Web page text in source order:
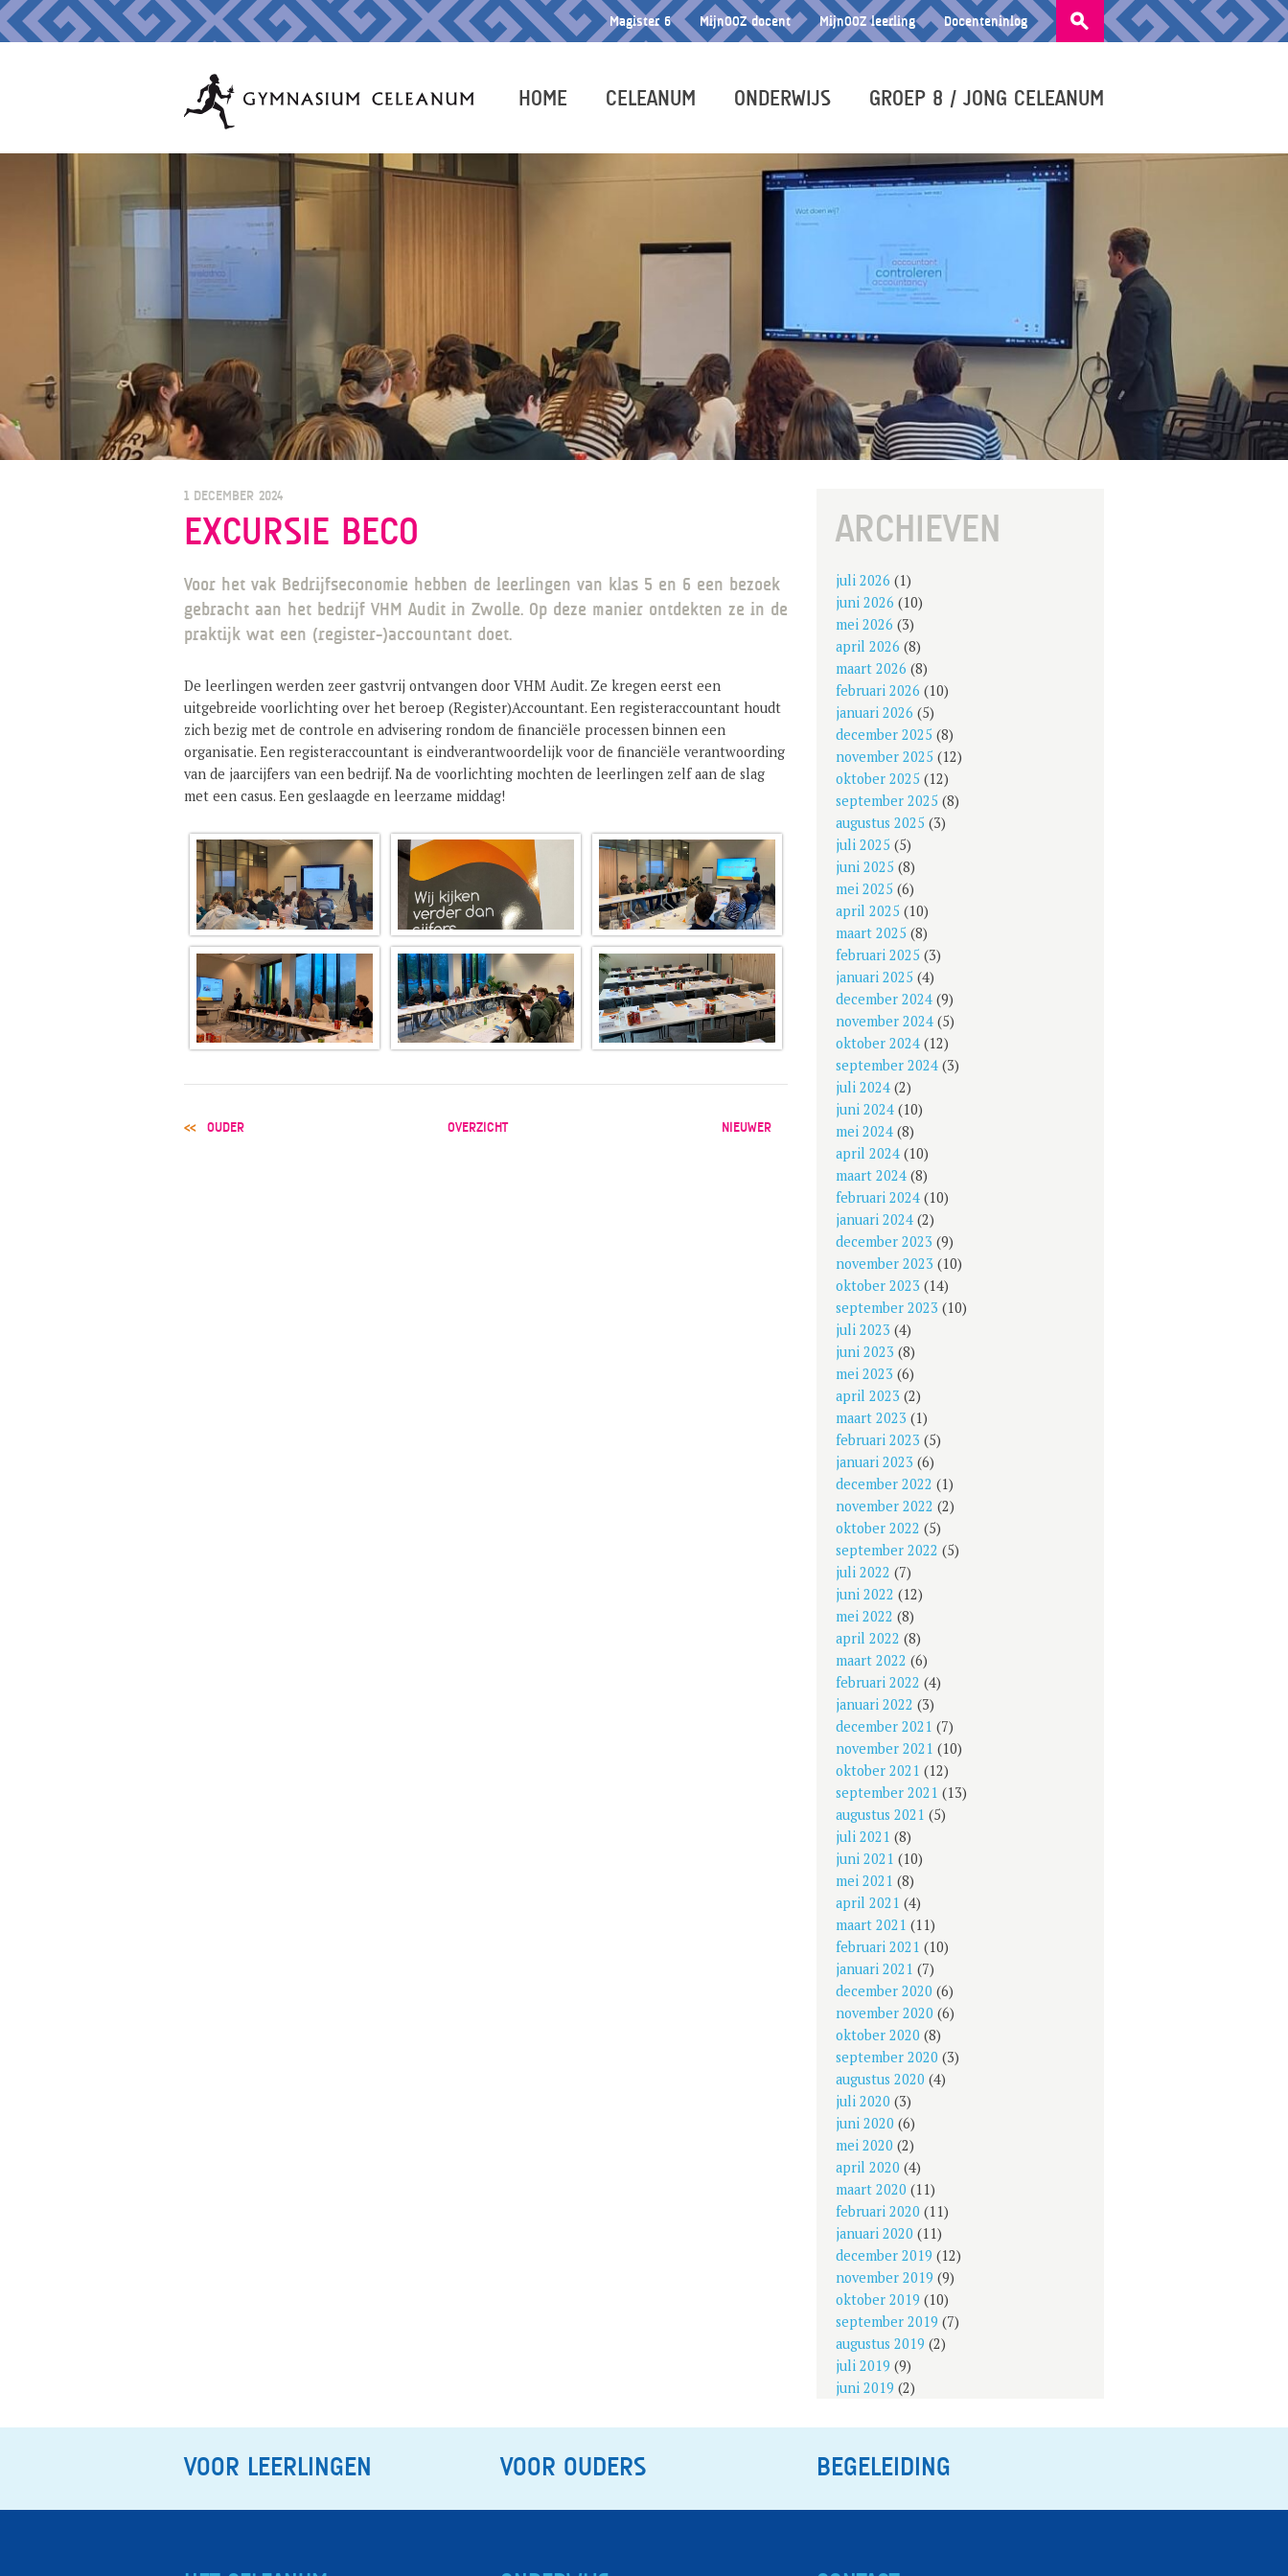
Zoeken
naar:
Magister 6 MijnOOZ docent MijnOOZ leerling Docenteninlog
HOME CELEANUM ONDERWIJS GROEP 8 / JONG CELEANUM
1 DECEMBER 2024
EXCURSIE BECO
Voor het vak Bedrijfseconomie hebben de leerlingen van klas 5 en 6 een bezoek
gebracht aan het bedrijf VHM Audit in Zwolle. Op deze manier ontdekten ze in de
praktijk wat een (register-)accountant doet.
De leerlingen werden zeer gastvrij ontvangen door VHM Audit. Ze kregen eerst een
uitgebreide voorlichting over het beroep (Register)Accountant. Een registeraccountant houdt
zich bezig met de controle en advisering rondom de financiële processen binnen een
organisatie. Een registeraccountant is eindverantwoordelijk voor de financiële verantwoording
van de jaarcijfers van een bedrijf. Na de voorlichting mochten de leerlingen zelf aan de slag
met een casus. Een geslaagde en leerzame middag!
POST
OUDER OVERZICHT NIEUWER
ARCHIEVEN
juli 2026 (1)
juni 2026 (10)
mei 2026 (3)
april 2026 (8)
maart 2026 (8)
februari 2026 (10)
januari 2026 (5)
december 2025 (8)
november 2025 (12)
oktober 2025 (12)
september 2025 (8)
augustus 2025 (3)
juli 2025 (5)
juni 2025 (8)
mei 2025 (6)
april 2025 (10)
maart 2025 (8)
februari 2025 (3)
januari 2025 (4)
december 2024 (9)
november 2024 (5)
oktober 2024 (12)
september 2024 (3)
juli 2024 (2)
juni 2024 (10)
mei 2024 (8)
april 2024 (10)
maart 2024 (8)
februari 2024 (10)
januari 2024 (2)
december 2023 (9)
november 2023 (10)
oktober 2023 (14)
september 2023 (10)
juli 2023 (4)
juni 2023 (8)
mei 2023 (6)
april 2023 (2)
maart 2023 (1)
februari 2023 (5)
januari 2023 (6)
december 2022 (1)
november 2022 (2)
oktober 2022 (5)
september 2022 (5)
juli 2022 (7)
juni 2022 (12)
mei 2022 (8)
april 2022 (8)
maart 2022 (6)
februari 2022 (4)
januari 2022 (3)
december 2021 (7)
november 2021 (10)
oktober 2021 (12)
september 2021 (13)
augustus 2021 (5)
juli 2021 (8)
juni 2021 (10)
mei 2021 (8)
april 2021 (4)
maart 2021 (11)
februari 2021 (10)
januari 2021 (7)
december 2020 (6)
november 2020 (6)
oktober 2020 (8)
september 2020 (3)
augustus 2020 (4)
juli 2020 (3)
juni 2020 (6)
mei 2020 (2)
april 2020 (4)
maart 2020 (11)
februari 2020 (11)
januari 2020 (11)
december 2019 (12)
november 2019 (9)
oktober 2019 (10)
september 2019 (7)
augustus 2019 (2)
juli 2019 (9)
juni 2019 (2)
VOOR LEERLINGEN VOOR OUDERS BEGELEIDING